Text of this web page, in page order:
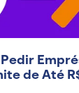
de Até